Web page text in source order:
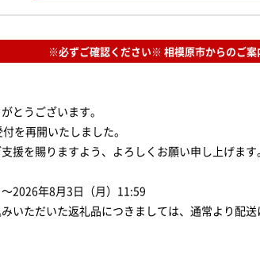
※必ずご確認ください※ 相模原市からのご案
とうございます。
を再開いたしました。
援を賜りますよう、よろしくお願い申し上げます。
2026年8月3日（月）11:59
いただいた返礼品につきましては、通常より配